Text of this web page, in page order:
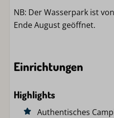
NB: Der Wasserpark ist
Ende August geöffnet.
Einrichtungen
Highlights
Authentisches